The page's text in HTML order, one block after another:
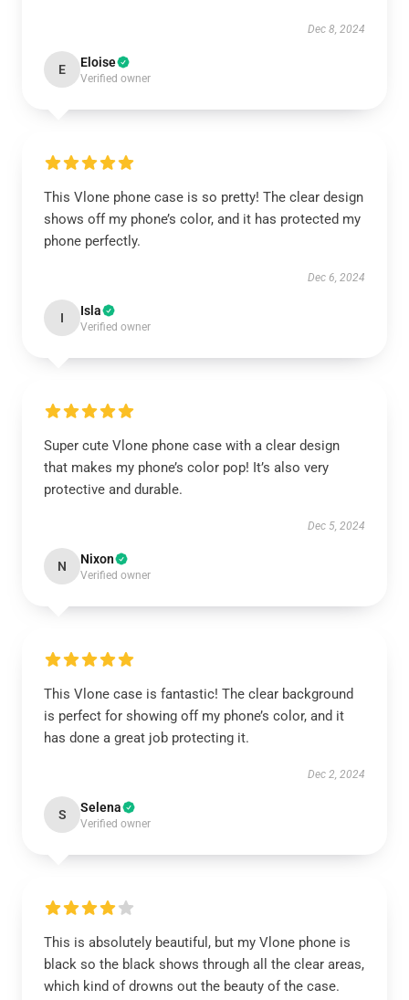
Dec 8, 2024
E Eloise
Verified owner
This Vlone phone case is so pretty! The clear design
shows off my phone’s color, and it has protected my
phone perfectly.
Dec 6, 2024
I Isla
Verified owner
Super cute Vlone phone case with a clear design
that makes my phone’s color pop! It’s also very
protective and durable.
Dec 5, 2024
N Nixon
Verified owner
This Vlone case is fantastic! The clear background
is perfect for showing off my phone’s color, and it
has done a great job protecting it.
Dec 2, 2024
S Selena
Verified owner
This is absolutely beautiful, but my Vlone phone is
black so the black shows through all the clear areas,
which kind of drowns out the beauty of the case.